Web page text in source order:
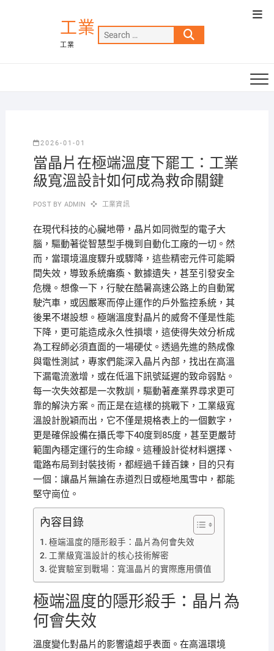
工業
工業
Search
…
2026-01-01
當晶片在極端溫度下罷工：工業
級寬溫設計如何成為救命關鍵
POST BY ADMIN 工業資訊
在現代科技的心臟地帶，晶片如同微型的電子大
腦，驅動著從智慧型手機到自動化工廠的一切。然
而，當環境溫度驟升或驟降，這些精密元件可能瞬
間失效，導致系統癱瘓、數據遺失，甚至引發安全
危機。想像一下，行駛在酷暑高速公路上的自動駕
駛汽車，或因嚴寒而停止運作的戶外監控系統，其
後果不堪設想。極端溫度對晶片的威脅不僅是性能
下降，更可能造成永久性損壞，這使得失效分析成
為工程師必須直面的一場硬仗。透過先進的熱成像
與電性測試，專家們能深入晶片內部，找出在高溫
下漏電流激增，或在低溫下訊號延遲的致命弱點。
每一次失效都是一次教訓，驅動著產業界尋求更可
靠的解決方案。而正是在這樣的挑戰下，工業級寬
溫設計脫穎而出，它不僅是規格表上的一個數字，
更是確保設備在攝氏零下40度到85度，甚至更嚴苛
範圍內穩定運行的生命線。這種設計從材料選擇、
電路布局到封裝技術，都經過千錘百鍊，目的只有
一個：讓晶片無論在赤道烈日或極地風雪中，都能
堅守崗位。
內容目錄
極端溫度的隱形殺手：晶片為何會失效
工業級寬溫設計的核心技術解密
從實驗室到戰場：寬溫晶片的實際應用價值
極端溫度的隱形殺手：晶片為
何會失效
溫度變化對晶片的影響遠超乎表面。在高溫環境